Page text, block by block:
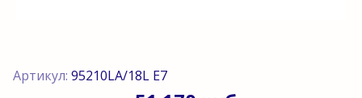
Артикул: 95210LA/18L E7